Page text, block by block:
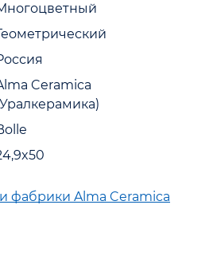
Ceramica
фабрики Alma Ceramica